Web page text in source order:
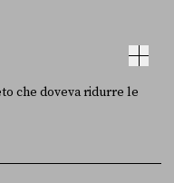
che doveva ridurre le